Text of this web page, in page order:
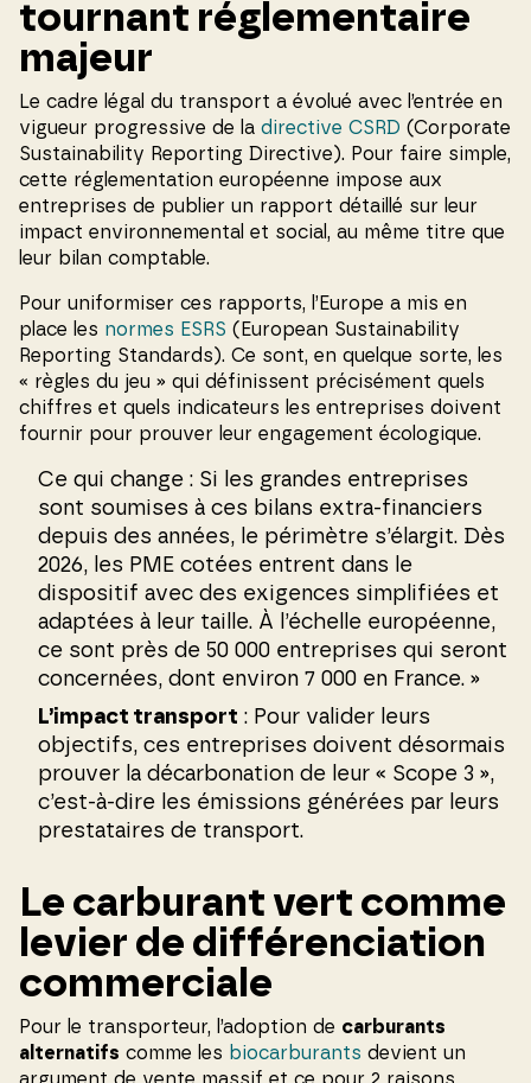
tournant réglementaire
majeur
Le cadre légal du transport a évolué avec l’entrée en
vigueur progressive de la directive CSRD (Corporate
Sustainability Reporting Directive). Pour faire simple,
cette réglementation européenne impose aux
entreprises de publier un rapport détaillé sur leur
impact environnemental et social, au même titre que
leur bilan comptable.
Pour uniformiser ces rapports, l’Europe a mis en
place les normes ESRS (European Sustainability
Reporting Standards). Ce sont, en quelque sorte, les
« règles du jeu » qui définissent précisément quels
chiffres et quels indicateurs les entreprises doivent
fournir pour prouver leur engagement écologique.
Ce qui change : Si les grandes entreprises
sont soumises à ces bilans extra-financiers
depuis des années, le périmètre s’élargit. Dès
2026, les PME cotées entrent dans le
dispositif avec des exigences simplifiées et
adaptées à leur taille. À l’échelle européenne,
ce sont près de 50 000 entreprises qui seront
concernées, dont environ 7 000 en France. »
L’impact transport : Pour valider leurs
objectifs, ces entreprises doivent désormais
prouver la décarbonation de leur « Scope 3 »,
c’est-à-dire les émissions générées par leurs
prestataires de transport.
Le carburant vert comme
levier de différenciation
commerciale
Pour le transporteur, l’adoption de carburants
alternatifs comme les biocarburants devient un